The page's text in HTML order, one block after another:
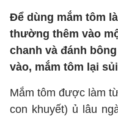
Để dùng mắm tôm
thường thêm vào
chanh và đánh
vào, mắm tôm lại
Mắm tôm được làm
con khuyết) ủ lâu